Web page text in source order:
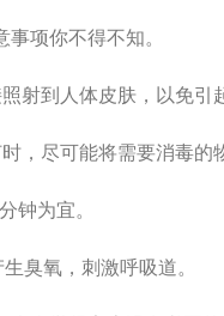
项你不得不知。
人体皮肤，以免引起损伤
，尽可能将需要消毒
为宜。
氧，刺激呼吸道。